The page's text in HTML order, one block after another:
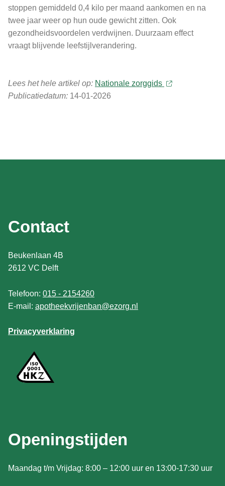
stoppen gemiddeld 0,4 kilo per maand aankomen en na
twee jaar weer op hun oude gewicht zitten. Ook
gezondheidsvoordelen verdwijnen. Duurzaam effect
vraagt blijvende leefstijlverandering.
Lees het hele artikel op: Nationale zorggids
Publicatiedatum: 14-01-2026
Contact
Beukenlaan 4B
2612 VC Delft
Telefoon: 015 - 2154260
E-mail: apotheekvrijenban@ezorg.nl
Privacyverklaring
Openingstijden
Maandag t/m Vrijdag: 8:00 – 12:00 uur en 13:00-17:30 uur